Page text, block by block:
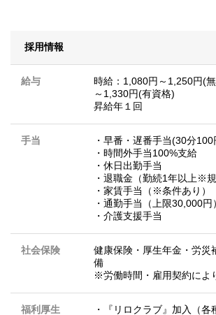
採用情報
給与
時給：1,080円～1,250円(
～1,330円(有資格)
昇給年１回
手当
・早番・遅番手当(30分100
・時間外手当100%支給
・休日出勤手当
・退職金（勤続1年以上※規
・家賃手当（※条件あり）
・通勤手当（上限30,000円）
・介護支援手当
社会保険
健康保険・厚生年金・労災
備
※労働時間・雇用契約によ
福利厚生
・『リロクラブ』加入（